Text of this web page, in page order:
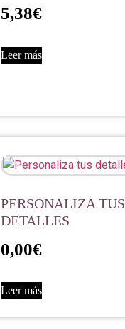
5,38€
Leer más
PERSONALIZA TUS
DETALLES
0,00€
Leer más